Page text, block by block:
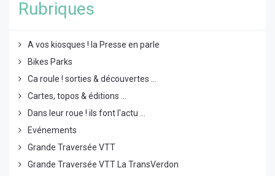
Rubriques
A vos kiosques ! la Presse en parle
Bikes Parks
Ca roule ! sorties & découvertes ...
Cartes, topos & éditions ...
Dans leur roue ! ils font l'actu ...
Evénements
Grande Traversée VTT
Grande Traversée VTT La TransVerdon